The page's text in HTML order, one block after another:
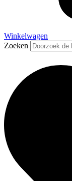
Winkelwagen
Zoeken